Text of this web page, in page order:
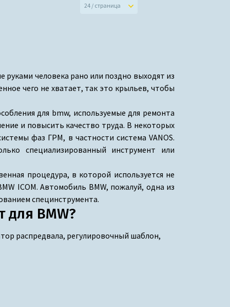
24 / страница
руками человека рано или поздно выходят из
чего не хватает, так это крыльев, чтобы
для bmw, используемые для ремонта
и повысить качество труда. В некоторых
фаз ГРМ, в частности система VANOS.
специализированный инструмент или
процедура, в которой используется не
ICOM. Автомобиль BMW, пожалуй, одна из
специнструмента.
для BMW?
распредвала, регулировочный шаблон,